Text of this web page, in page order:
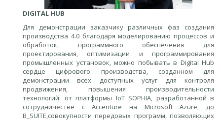
DIGITAL HUB
Для демонстрации заказчику различных фаз создания
производства 4.0 благодаря моделированию процессов и
обработок, программного обеспечения для
проектирования, оптимизации и программирования
промышленных установок, можно побывать в Digital Hub
сердце цифрового производства, созданном для
демонстрации всех доступных услуг для контроля
продвижения, повышения производительности
технологий: от платформы IoT SOPHIA, разработанной в
сотрудничестве с Accenture на Microsoft Azure, до
B_SUITE,совокупности передовых программ, позволяющих